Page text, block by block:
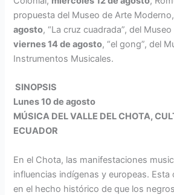
propuesta del Museo de Arte Moderno,
agosto, “La cruz cuadrada”, del
viernes 14 de agosto, “el gong”, del
Instrumentos Musicales.
SINOPSIS
Lunes 10 de agosto
MÚSICA DEL VALLE DEL CHOTA,
ECUADOR
En el Chota, las manifestaciones
influencias indígenas y europeas. Esta
en el hecho histórico de que los